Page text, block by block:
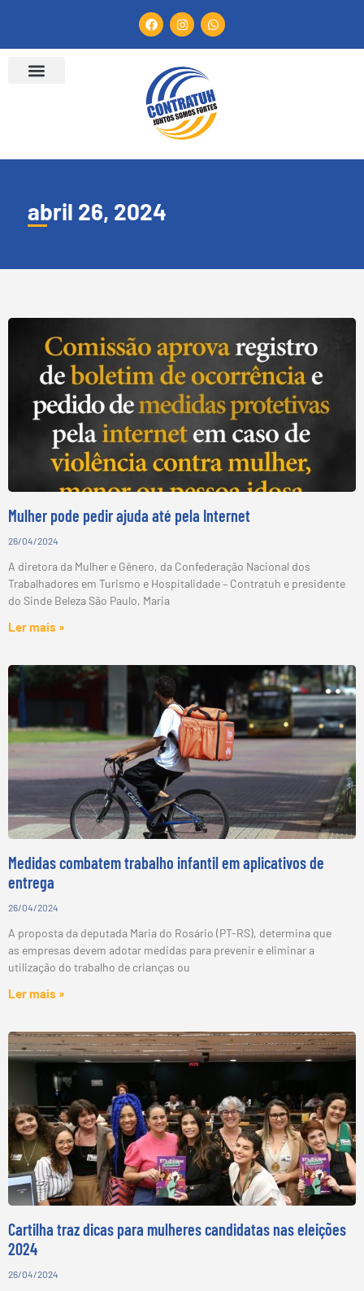
abril 26, 2024
Mulher pode pedir ajuda até pela Internet
26/04/2024
A diretora da Mulher e Gênero, da Confederação Nacional dos
Trabalhadores em Turismo e Hospitalidade – Contratuh e presidente
do Sinde Beleza São Paulo, Maria
Ler mais »
Medidas combatem trabalho infantil em aplicativos de
entrega
26/04/2024
A proposta da deputada Maria do Rosário (PT-RS), determina que
as empresas devem adotar medidas para prevenir e eliminar a
utilização do trabalho de crianças ou
Ler mais »
Cartilha traz dicas para mulheres candidatas nas eleições
2024
26/04/2024